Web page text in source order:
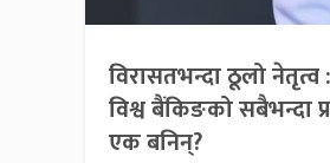
विरासतभन्दा ठूलो नेतृत्व
विश्व बैंकिङको सबैभन्दा
एक बनिन्?